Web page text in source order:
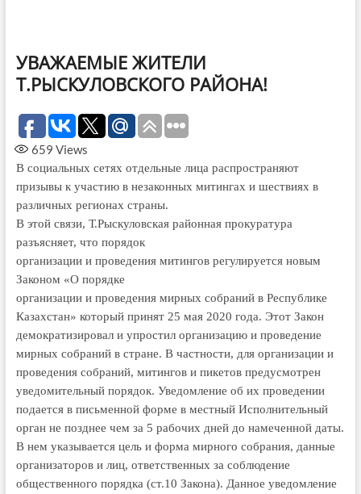
УВАЖАЕМЫЕ ЖИТЕЛИ
Т.РЫСКУЛОВСКОГО РАЙОНА!
659 Views
В социальных сетях отдельные лица распространяют
призывы к участию в незаконных митингах и шествиях в
различных регионах страны.
В этой связи, Т.Рыскуловская район­­ная прокуратура
разъясняет, что поря­­док
орга­низации и проведения ми­тингов регулируется но­вым
Законом «О порядке
ор­га­­низации и проведения мирных соб­­ра­ний в Республике
Казахстан» ко­торый принят 25 мая 2020 года. Этот За­кон
демократизировал и упростил ор­ганизацию и проведение
мирных соб­раний в стране. В частности, для орга­низации и
проведения собраний, ми­тингов и пикетов предусмот­рен
уведомительный порядок. Уве­домление об их проведении
подается в письменной форме в местный Исполнительный
орган не позднее чем за 5 рабочих дней до намеченной даты.
В нем указывается цель и форма мирного собрания, дан­ные
организаторов и лиц, ответствен­ных за соблюдение
обществен­ного по­рядка (ст.10 Закона). Данное уве­домление